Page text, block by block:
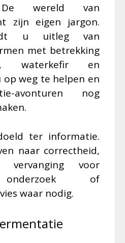
De wereld van
zijn eigen jargon.
u uitleg van
met betrekking
waterkefir en
op weg te helpen en
avonturen nog
ter informatie.
naar correctheid,
voor
onderzoek of
waar nodig.